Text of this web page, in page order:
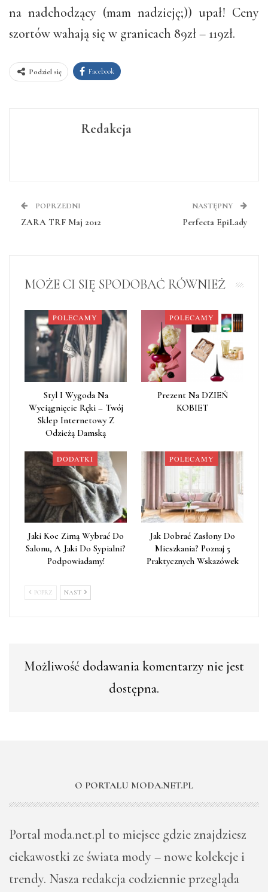
na nadchodzący (mam nadzieję;)) upał! Ceny
szortów wahają się w granicach 89zł – 119zł.
Podziel się Facebook
Redakcja
POPRZEDNI
ZARA TRF Maj 2012
NASTĘPNY
Perfecta EpiLady
MOŻE CI SIĘ SPODOBAĆ RÓWNIEŻ
POLECAMY
Styl I Wygoda Na
Wyciągnięcie Ręki – Twój
Sklep Internetowy Z
Odzieżą Damską
POLECAMY
Prezent Na DZIEŃ
KOBIET
DODATKI
Jaki Koc Zimą Wybrać Do
Salonu, A Jaki Do Sypialni?
Podpowiadamy!
POLECAMY
Jak Dobrać Zasłony Do
Mieszkania? Poznaj 5
Praktycznych Wskazówek
POPRZ NAST
Możliwość dodawania komentarzy nie jest
dostępna.
O PORTALU MODA.NET.PL
Portal moda.net.pl to miejsce gdzie znajdziesz
ciekawostki ze świata mody – nowe kolekcje i
trendy. Nasza redakcja codziennie przegląda